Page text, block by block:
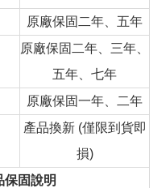
原廠保固二年、五年
原廠保固二年、三年、
五年、七年
原廠保固一年、二年
產品換新 (僅限到貨即
損)
保固說明